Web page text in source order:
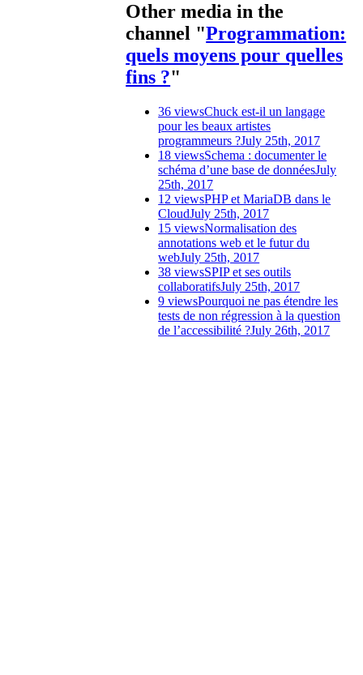
Other media in the
channel "Programmation:
quels moyens pour quelles
fins ?"
36 viewsChuck est-il un langage
pour les beaux artistes
programmeurs ?July 25th, 2017
18 viewsSchema : documenter le
schéma d’une base de donnéesJuly
25th, 2017
12 viewsPHP et MariaDB dans le
CloudJuly 25th, 2017
15 viewsNormalisation des
annotations web et le futur du
webJuly 25th, 2017
38 viewsSPIP et ses outils
collaboratifsJuly 25th, 2017
9 viewsPourquoi ne pas étendre les
tests de non régression à la question
de l’accessibilité ?July 26th, 2017